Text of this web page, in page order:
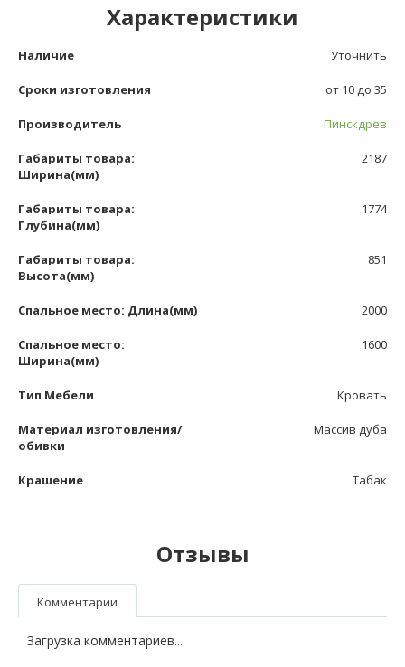
Характеристики
Наличие Уточнить
Сроки изготовления от 10 до 35
Производитель Пинскдрев
Габариты товара:
Ширина(мм)
2187
Габариты товара:
Глубина(мм)
1774
Габариты товара:
Высота(мм)
851
Спальное место: Длина(мм) 2000
Спальное место:
Ширина(мм)
1600
Тип Мебели Кровать
Материал изготовления/
обивки
Массив дуба
Крашение Табак
Отзывы
Комментарии
Загрузка комментариев...